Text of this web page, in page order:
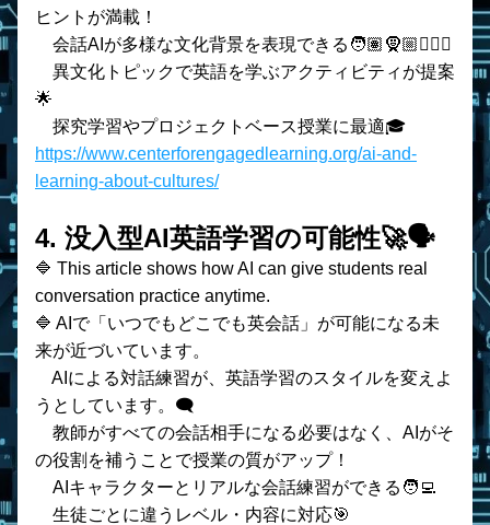
ヒントが満載！
    会話AIが多様な文化背景を表現できる🧑🏽‍🧕🏼🧔🏻‍♂️
🌟
    探究学習やプロジェクトベース授業に最適🎓
https://www.centerforengagedlearning.org/ai-and-
learning-about-cultures/
4. 没入型AI英語学習の可能性🚀🗣️
🔷 This article shows how AI can give students real
conversation practice anytime.
🔷 AIで「いつでもどこでも英会話」が可能になる未
来が近づいています。
AIによる対話練習が、英語学習のスタイルを変えよ
うとしています。🗨️
教師がすべての会話相手になる必要はなく、AIがそ
の役割を補うことで授業の質がアップ！
    AIキャラクターとリアルな会話練習ができる🧑‍💻
    生徒ごとに違うレベル・内容に対応🎯